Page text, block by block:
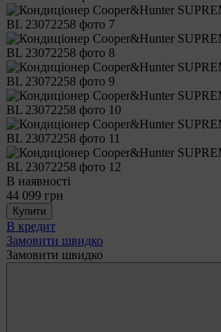
В наявності
44 099 грн
Купити
В кредит
Замовити швидко
Замовити швидко